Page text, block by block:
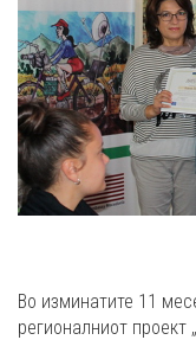
Во изминатите 11
регионалниот